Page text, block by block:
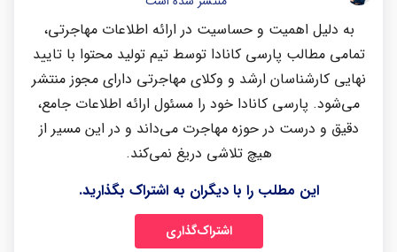
به دلیل اهمیت و حساسیت در ارائه اطلاعات مهاجرتی،
تمامی مطالب پارسی کانادا توسط تیم تولید محتوا با تایید
نهایی کارشناسان ارشد و وکلای مهاجرتی دارای مجوز منتشر
می‌شود. پارسی کانادا خود را مسئول ارائه اطلاعات جامع،
دقیق و درست در حوزه مهاجرت می‌داند و در این مسیر از
هیچ تلاشی دریغ نمی‌کند.
این مطلب را با دیگران به اشتراک بگذارید.
اشتراک‌گذاری